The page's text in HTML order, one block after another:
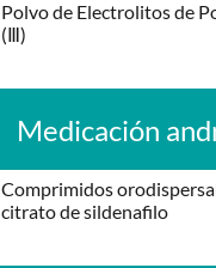
Polvo de Electrolitos de
(Ⅲ)
Medicación
Comprimidos
citrato de sildenafilo